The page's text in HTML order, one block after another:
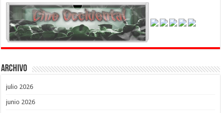
Archivo
julio 2026
junio 2026